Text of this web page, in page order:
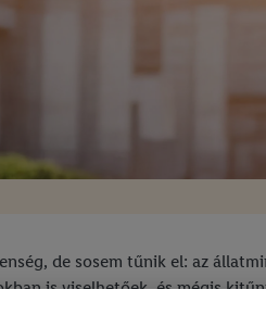
de sosem tűnik el: az
is viselhetőek, és mégis